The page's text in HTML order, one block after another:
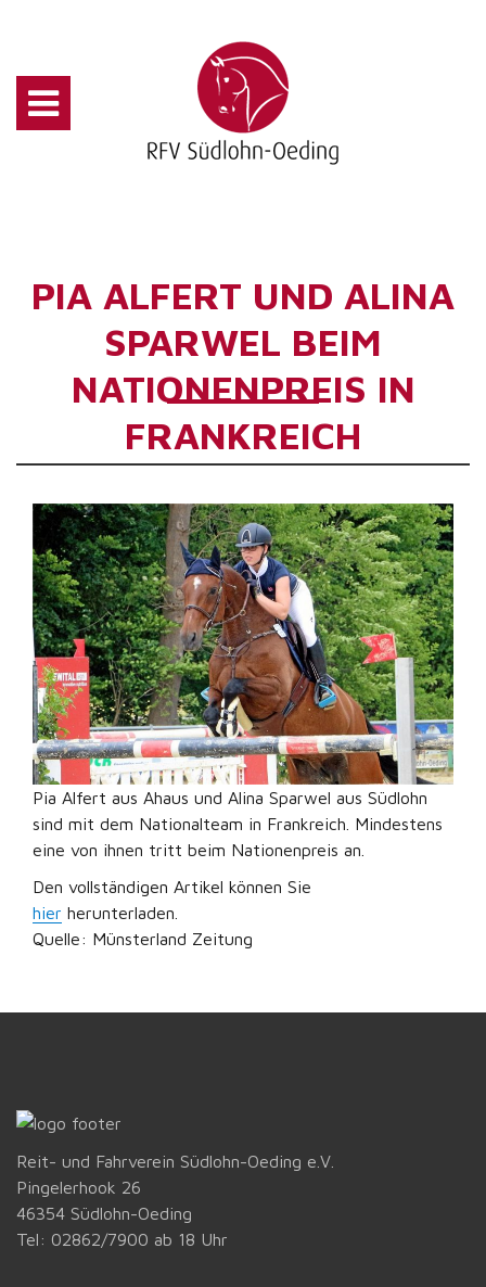
PIA ALFERT UND ALINA
SPARWEL BEIM
NATIONENPREIS IN
FRANKREICH
Pia Alfert aus Ahaus und Alina Sparwel aus Südlohn
sind mit dem Nationalteam in Frankreich. Mindestens
eine von ihnen tritt beim Nationenpreis an.
Den vollständigen Artikel können Sie
hier herunterladen.
Quelle: Münsterland Zeitung
Reit- und Fahrverein Südlohn-Oeding e.V.
Pingelerhook 26
46354 Südlohn-Oeding
Tel: 02862/7900 ab 18 Uhr